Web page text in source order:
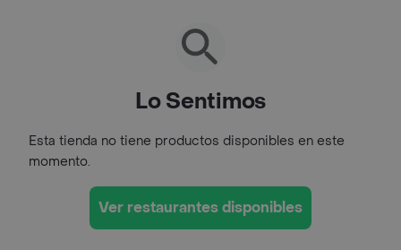
Lo Sentimos
Esta tienda no tiene productos disponibles en este
momento.
Ver restaurantes disponibles